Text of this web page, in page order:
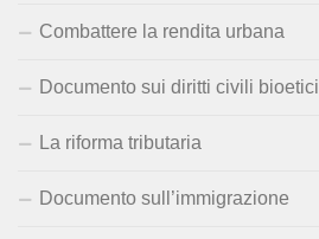
Combattere la rendita urbana
Documento sui diritti civili bioetici
La riforma tributaria
Documento sull’immigrazione